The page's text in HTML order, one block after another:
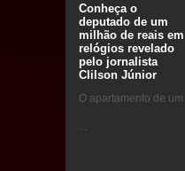
Conheça o
deputado de um
milhão de reais em
relógios revelado
pelo jornalista
Clilson Júnior
O apartamento de um
...